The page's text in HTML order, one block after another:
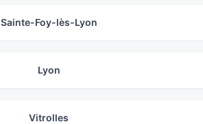
Sainte-Foy-lès-Lyon
Lyon
Vitrolles